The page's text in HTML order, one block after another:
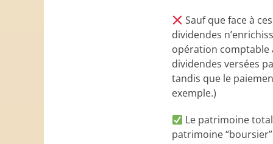
Sauf que face à
dividendes
opération comptable
dividendes versées
tandis que le
exemple.)
Le patrimoine
patrimoine